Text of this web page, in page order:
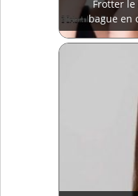
Frotter le
bague en